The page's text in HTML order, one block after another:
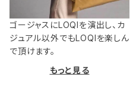
ゴージャスにLOQIを演出し、カ
ジュアル以外でもLOQIを楽しん
で頂けます。
もっと見る